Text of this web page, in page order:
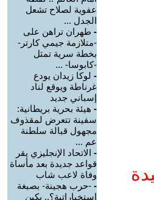
عفوية لصلاح تشعل
الجدل ...
- طهران تراهن على
-متلازمة جيمي كارتر-
بخطة سرية تمثل
-كابوسا- ...
- لوكا زيدان يودع
غرناطة ويوقع لناد
إسباني جديد
- هيئة بحرية بريطانية:
سفينة تتعرض لمقذوف
مجهول قبالة سلطنة
عم ...
- الاتحاد الإنجليزي يقر
قواعد جديدة بعد مأساة
وفاة لاعب شاب
- -حرب هجينة- بصبغة
استخباراتية؟.. بكين